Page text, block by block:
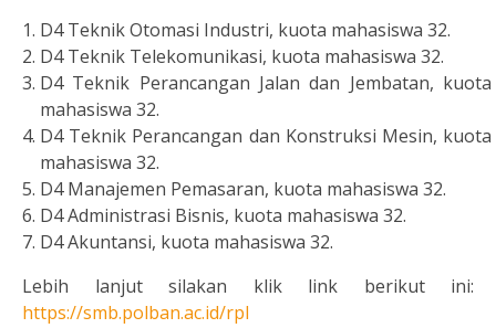
D4 Teknik Otomasi Industri, kuota mahasiswa 32.
D4 Teknik Telekomunikasi, kuota mahasiswa 32.
D4 Teknik Perancangan Jalan dan Jembatan, kuota
mahasiswa 32.
D4 Teknik Perancangan dan Konstruksi Mesin, kuota
mahasiswa 32.
D4 Manajemen Pemasaran, kuota mahasiswa 32.
D4 Administrasi Bisnis, kuota mahasiswa 32.
D4 Akuntansi, kuota mahasiswa 32.
Lebih lanjut silakan klik link berikut ini:
https://smb.polban.ac.id/rpl